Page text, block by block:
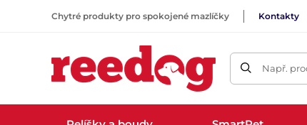
Chytré produkty pro spokojené mazlíčky Kontakty
Např.